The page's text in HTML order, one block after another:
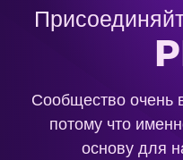
Сообщество очень
потому что
основу для